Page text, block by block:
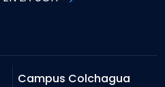
Campus Colchagua